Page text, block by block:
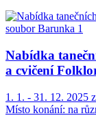
Nabídka
a cvičení
1. 1. - 31. 12. 2025
Místo konání: na